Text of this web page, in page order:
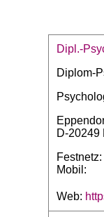
Dipl.-
Diplom-
D-20249
Festnetz:
Mobil:
Web: